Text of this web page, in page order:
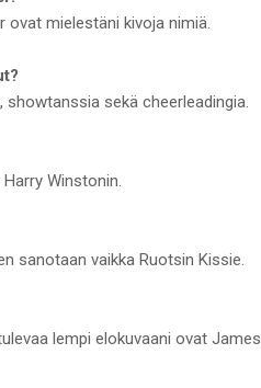
ovat mielestäni kivoja nimiä.
sekä cheerleadingia.
Winstonin.
sanotaan vaikka Ruotsin Kissie.
lempi elokuvaani ovat James